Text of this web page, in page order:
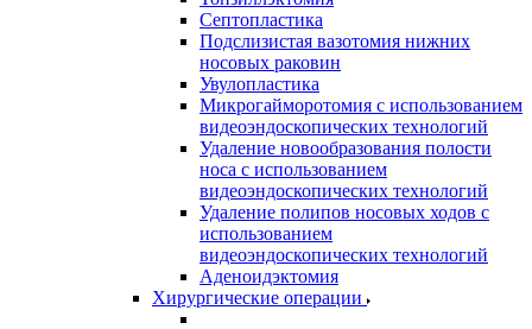
Септопластика
Подслизистая вазотомия нижних
носовых раковин
Увулопластика
Микрогайморотомия с использованием
видеоэндоскопических технологий
Удаление новообразования полости
носа с использованием
видеоэндоскопических технологий
Удаление полипов носовых ходов с
использованием
видеоэндоскопических технологий
Аденоидэктомия
Хирургические операции